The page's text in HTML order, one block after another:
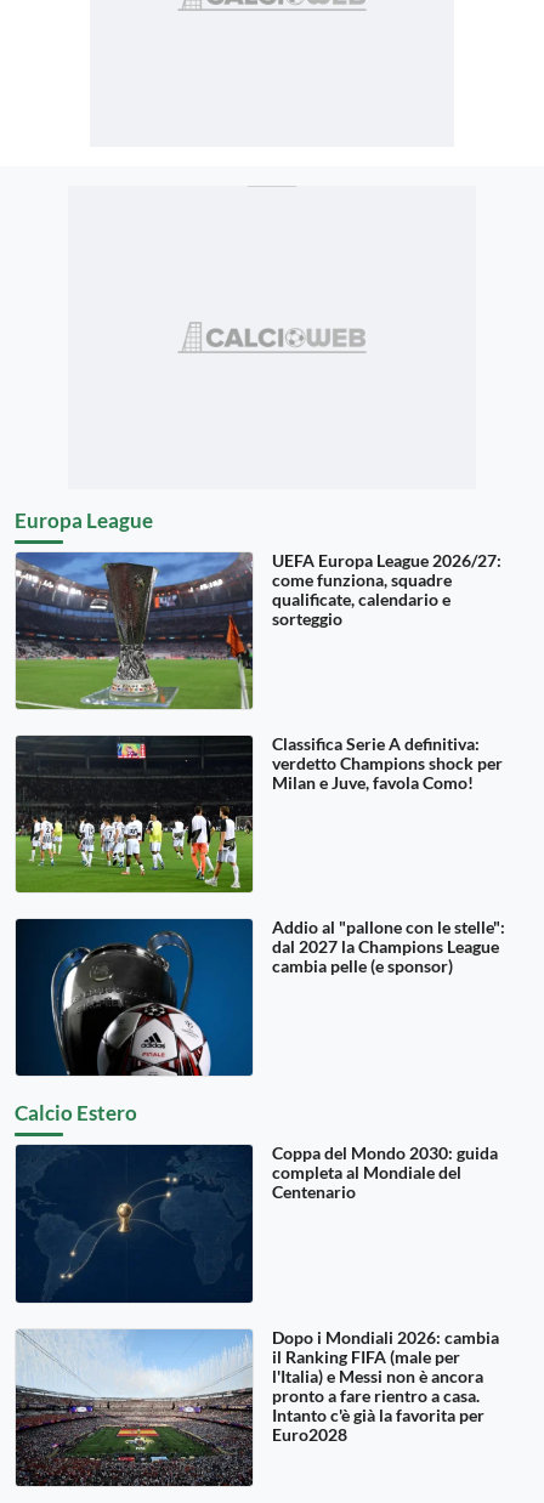
Europa League
UEFA Europa League 2026/27:
come funziona, squadre
qualificate, calendario e
sorteggio
Classifica Serie A definitiva:
verdetto Champions shock per
Milan e Juve, favola Como!
Addio al "pallone con le stelle":
dal 2027 la Champions League
cambia pelle (e sponsor)
Calcio Estero
Coppa del Mondo 2030: guida
completa al Mondiale del
Centenario
Dopo i Mondiali 2026: cambia
il Ranking FIFA (male per
l'Italia) e Messi non è ancora
pronto a fare rientro a casa.
Intanto c'è già la favorita per
Euro2028